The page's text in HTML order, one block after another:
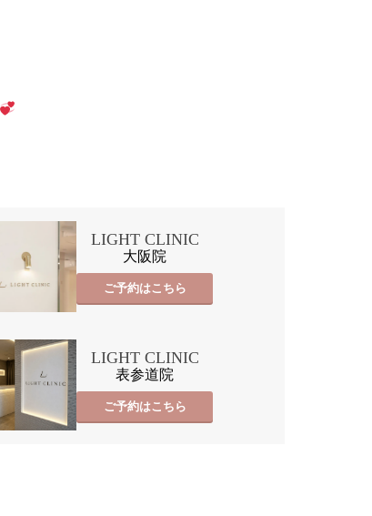
LIGHT CLINIC
大阪院
ご予約はこちら
LIGHT CLINIC
表参道院
ご予約はこちら